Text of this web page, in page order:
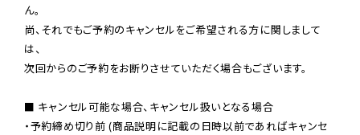
ん。
尚、それでもご予約のキャンセルをご希望される方に関しまして
は、
次回からのご予約をお断りさせていただく場合もございます。
■ キャンセル可能な場合、キャンセル扱いとなる場合
・予約締め切り前 (商品説明に記載の日時以前であればキャンセ